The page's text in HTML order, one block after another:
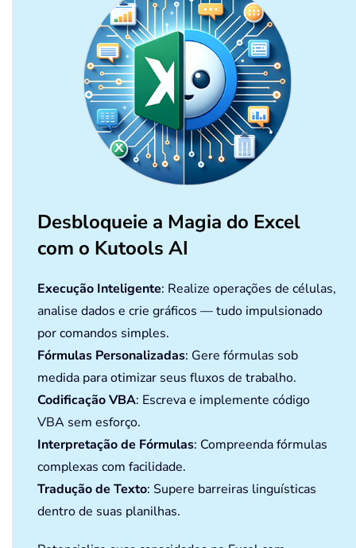
Desbloqueie a Magia do Excel
com o Kutools AI
Execução Inteligente: Realize operações de células,
analise dados e crie gráficos — tudo impulsionado
por comandos simples.
Fórmulas Personalizadas: Gere fórmulas sob
medida para otimizar seus fluxos de trabalho.
Codificação VBA: Escreva e implemente código
VBA sem esforço.
Interpretação de Fórmulas: Compreenda fórmulas
complexas com facilidade.
Tradução de Texto: Supere barreiras linguísticas
dentro de suas planilhas.